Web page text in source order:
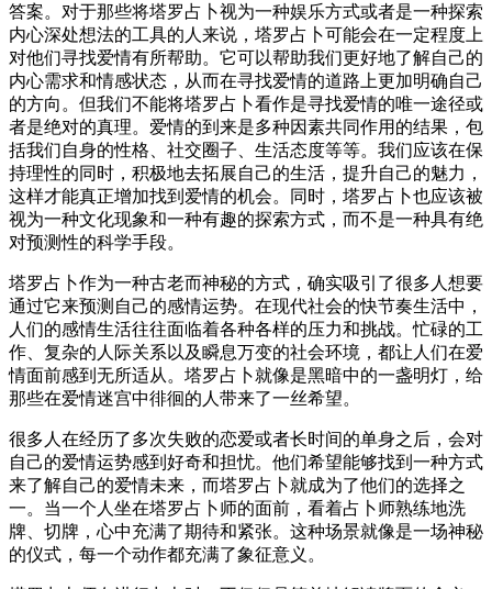
答案。对于那些将塔罗占卜视为一种娱乐方式或者是一种探索
内心深处想法的工具的人来说，塔罗占卜可能会在一定程度上
对他们寻找爱情有所帮助。它可以帮助我们更好地了解自己的
内心需求和情感状态，从而在寻找爱情的道路上更加明确自己
的方向。但我们不能将塔罗占卜看作是寻找爱情的唯一途径或
者是绝对的真理。爱情的到来是多种因素共同作用的结果，包
括我们自身的性格、社交圈子、生活态度等等。我们应该在保
持理性的同时，积极地去拓展自己的生活，提升自己的魅力，
这样才能真正增加找到爱情的机会。同时，塔罗占卜也应该被
视为一种文化现象和一种有趣的探索方式，而不是一种具有绝
对预测性的科学手段。
塔罗占卜作为一种古老而神秘的方式，确实吸引了很多人想要
通过它来预测自己的感情运势。在现代社会的快节奏生活中，
人们的感情生活往往面临着各种各样的压力和挑战。忙碌的工
作、复杂的人际关系以及瞬息万变的社会环境，都让人们在爱
情面前感到无所适从。塔罗占卜就像是黑暗中的一盏明灯，给
那些在爱情迷宫中徘徊的人带来了一丝希望。
很多人在经历了多次失败的恋爱或者长时间的单身之后，会对
自己的爱情运势感到好奇和担忧。他们希望能够找到一种方式
来了解自己的爱情未来，而塔罗占卜就成为了他们的选择之
一。当一个人坐在塔罗占卜师的面前，看着占卜师熟练地洗
牌、切牌，心中充满了期待和紧张。这种场景就像是一场神秘
的仪式，每一个动作都充满了象征意义。